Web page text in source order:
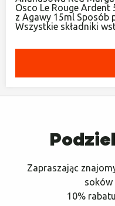
Osco Le Rouge
z Agawy 15ml Sposób
Wszystkie składniki
Zapraszając
soków
10%